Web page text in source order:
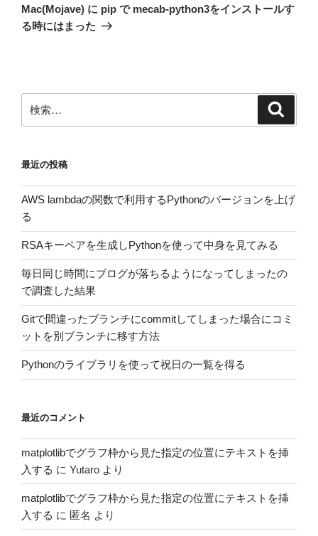
ゲ
ー
の
投
Mac(Mojave) に pip で mecab-python3をインストールす
る時にはまった
索:
最近の投稿
AWS lambdaの関数で利用するPythonのバージョンを上げ
る
RSAキーペアを生成しPythonを使って中身を見てみる
毎日同じ時間にブログが落ちるようになってしまったの
で調査した結果
Gitで間違ったブランチにcommitしてしまった場合にコミ
ットを別ブランチに移す方法
Pythonのライブラリを使って祝日の一覧を得る
最近のコメント
matplotlibでグラフ枠から見た指定の位置にテキストを挿
入する に Yutaro より
matplotlibでグラフ枠から見た指定の位置にテキストを挿
入する に 匿名 より